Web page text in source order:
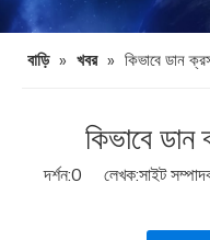
বাড়ি » খবর » কিভাবে ডান
কিভাবে
দর্শন:0 লেখক:সাইট